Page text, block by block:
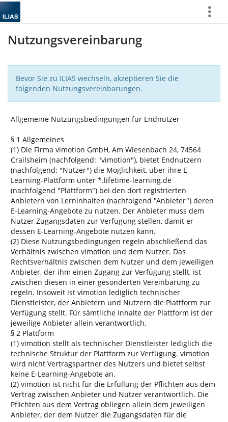
Nutzungsvereinbarung
Bevor Sie zu ILIAS wechseln, akzeptieren Sie die
folgenden Nutzungsvereinbarungen.
Allgemeine Nutzungsbedingungen für Endnutzer
§ 1 Allgemeines
(1) Die Firma vimotion GmbH, Am Wiesenbach 24, 74564
Crailsheim (nachfolgend: "vimotion"), bietet Endnutzern
(nachfolgend: "Nutzer") die Möglichkeit, über ihre E-
Learning-Plattform unter *.lifetime-learning.de
(nachfolgend "Plattform") bei den dort registrierten
Anbietern von Lerninhalten (nachfolgend "Anbieter") deren
E-Learning-Angebote zu nutzen. Der Anbieter muss dem
Nutzer Zugangsdaten zur Verfügung stellen, damit er
dessen E-Learning-Angebote nutzen kann.
(2) Diese Nutzungsbedingungen regeln abschließend das
Verhältnis zwischen vimotion und dem Nutzer. Das
Rechtsverhältnis zwischen dem Nutzer und dem jeweiligen
Anbieter, der ihm einen Zugang zur Verfügung stellt, ist
zwischen diesen in einer gesonderten Vereinbarung zu
regeln. Insoweit ist vimotion lediglich technischer
Dienstleister, der Anbietern und Nutzern die Plattform zur
Verfügung stellt. Für sämtliche Inhalte der Plattform ist der
jeweilige Anbieter allein verantwortlich.
§ 2 Plattform
(1) vimotion stellt als technischer Dienstleister lediglich die
technische Struktur der Plattform zur Verfügung. vimotion
wird nicht Vertragspartner des Nutzers und bietet selbst
keine E-Learning-Angebote an.
(2) vimotion ist nicht für die Erfüllung der Pflichten aus dem
Vertrag zwischen Anbieter und Nutzer verantwortlich. Die
Pflichten aus dem Vertrag obliegen allein dem jeweiligen
Anbieter, der dem Nutzer die Zugangsdaten für die